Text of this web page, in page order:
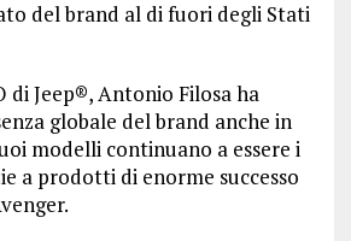
del brand al di fuori degli Stati
di Jeep®, Antonio Filosa ha
globale del brand anche in
modelli continuano a essere i
a prodotti di enorme successo